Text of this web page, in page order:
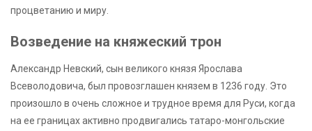
процветанию и миру.
Возведение на княжеский трон
Александр Невский, сын великого князя Ярослава
Всеволодовича, был провозглашен князем в 1236 году. Это
произошло в очень сложное и трудное время для Руси, когда
на ее границах активно продвигались татаро-монгольские